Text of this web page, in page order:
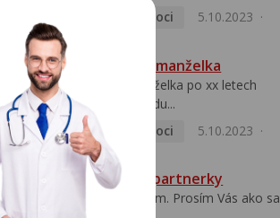
Pohlavní nemoci
5.10.2023
HPV pozitivní manželka
Dobrý den, manželka po xx letech
přivezla z Východu...
Pohlavní nemoci
5.10.2023
HPV typ 52 u partnerky
Dobrý deň prajem. Prosím Vás ako sa